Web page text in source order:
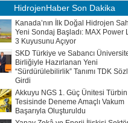
HidrojenHaber Son Dakika
Kanada’nın İlk Doğal Hidrojen
Yeni Sondaj Başladı: MAX Power
3 Kuyusunu Açıyor
SKD Türkiye ve Sabancı
Birliğiyle Hazırlanan Yeni
“Sürdürülebilirlik” Tanımı TDK
Girdi
Akkuyu NGS 1. Güç Ünitesi Türbin
Tesisinde Deneme Amaçlı Vakum
Başarıyla Oluşturuldu